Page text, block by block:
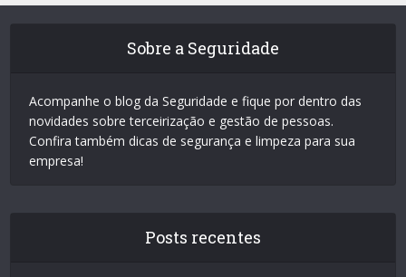
Sobre a Seguridade
Acompanhe o blog da Seguridade e fique por dentro das
novidades sobre terceirização e gestão de pessoas.
Confira também dicas de segurança e limpeza para sua
empresa!
Posts recentes